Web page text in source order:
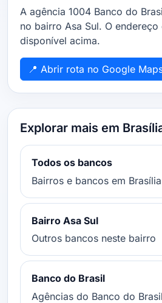
A agência 1004 Banco do
no bairro Asa Sul. O
disponível acima.
📍 Abrir rota no Google
Explorar mais em
Todos os bancos
Bairros e bancos em Brasília
Bairro Asa Sul
Outros bancos neste bairro
Banco do Brasil
Agências do Banco do